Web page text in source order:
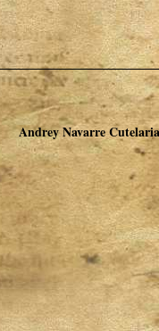
Andrey Navarre